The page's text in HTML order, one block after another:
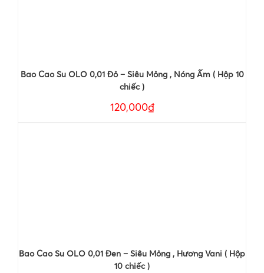
Bao Cao Su OLO 0,01 Đỏ – Siêu Mỏng , Nóng Ấm ( Hộp 10
chiếc )
120,000₫
Bao Cao Su OLO 0,01 Đen – Siêu Mỏng , Hương Vani ( Hộp
10 chiếc )